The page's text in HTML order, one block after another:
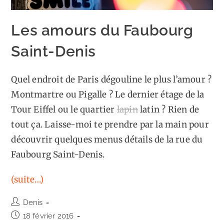
Les amours du Faubourg
Saint-Denis
Quel endroit de Paris dégouline le plus l’amour ?
Montmartre ou Pigalle ? Le dernier étage de la
Tour Eiffel ou le quartier lapinlatin ? Rien de
tout ça. Laisse-moi te prendre par la main pour
découvrir quelques menus détails de la rue du
Faubourg Saint-Denis.
(suite…)
Auteur/autrice
de
Denis
Publication
18 février 2016